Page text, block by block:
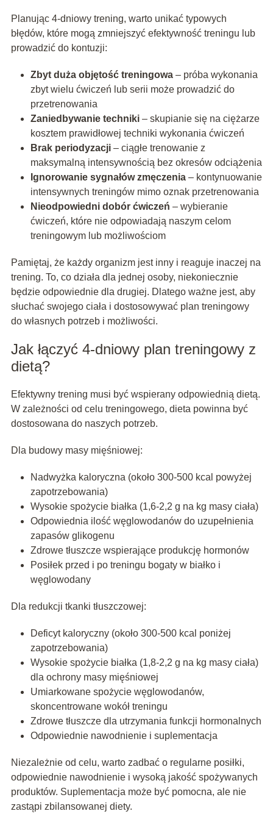
Planując 4-dniowy trening, warto unikać typowych
błędów, które mogą zmniejszyć efektywność treningu lub
prowadzić do kontuzji:
Zbyt duża objętość treningowa– próba wykonania
zbyt wielu ćwiczeń lub serii może prowadzić do
przetrenowania
Zaniedbywanie techniki– skupianie się na ciężarze
kosztem prawidłowej techniki wykonania ćwiczeń
Brak periodyzacji– ciągłe trenowanie z
maksymalną intensywnością bez okresów odciążenia
Ignorowanie sygnałów zmęczenia– kontynuowanie
intensywnych treningów mimo oznak przetrenowania
Nieodpowiedni dobór ćwiczeń – wybieranie
ćwiczeń, które nie odpowiadają naszym celom
treningowym lub możliwościom
Pamiętaj, że każdy organizm jest inny i reaguje inaczej na
trening. To, co działa dla jednej osoby, niekoniecznie
będzie odpowiednie dla drugiej. Dlatego ważne jest, aby
słuchać swojego ciała i dostosowywać plan treningowy
do własnych potrzeb i możliwości.
Jak łączyć 4-dniowy plan treningowy z
dietą?
Efektywny trening musi być wspierany odpowiednią dietą.
W zależności od celu treningowego, dieta powinna być
dostosowana do naszych potrzeb.
Dla budowy masy mięśniowej:
Nadwyżka kaloryczna (około 300-500 kcal powyżej
zapotrzebowania)
Wysokie spożycie białka (1,6-2,2 g na kg masy ciała)
Odpowiednia ilość węglowodanów do uzupełnienia
zapasów glikogenu
Zdrowe tłuszcze wspierające produkcję hormonów
Posiłek przed i po treningu bogaty w białko i
węglowodany
Dla redukcji tkanki tłuszczowej:
Deficyt kaloryczny (około 300-500 kcal poniżej
zapotrzebowania)
Wysokie spożycie białka (1,8-2,2 g na kg masy ciała)
dla ochrony masy mięśniowej
Umiarkowane spożycie węglowodanów,
skoncentrowane wokół treningu
Zdrowe tłuszcze dla utrzymania funkcji hormonalnych
Odpowiednie nawodnienie i suplementacja
Niezależnie od celu, warto zadbać o regularne posiłki,
odpowiednie nawodnienie i wysoką jakość spożywanych
produktów. Suplementacja może być pomocna, ale nie
zastąpi zbilansowanej diety.